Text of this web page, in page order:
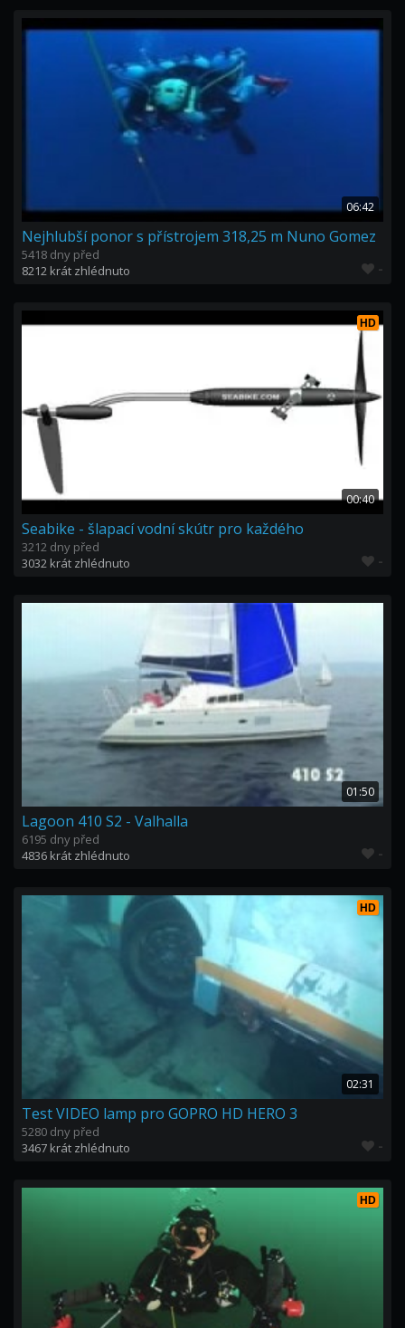
06:42
Nejhlubší ponor s přístrojem 318,25 m Nuno Gomez
5418 dny před
8212 krát zhlédnuto
-
HD
00:40
Seabike - šlapací vodní skútr pro každého
3212 dny před
3032 krát zhlédnuto
-
01:50
Lagoon 410 S2 - Valhalla
6195 dny před
4836 krát zhlédnuto
-
HD
02:31
Test VIDEO lamp pro GOPRO HD HERO 3
5280 dny před
3467 krát zhlédnuto
-
HD